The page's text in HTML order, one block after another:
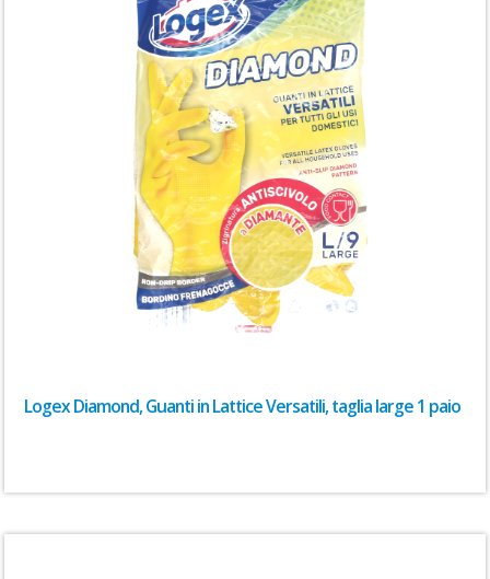
Logex Diamond, Guanti in Lattice Versatili, taglia large 1 paio